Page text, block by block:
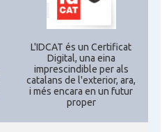
L'IDCAT és un Certificat
Digital, una eina
imprescindible per als
catalans de l'exterior, ara,
i més encara en un futur
proper